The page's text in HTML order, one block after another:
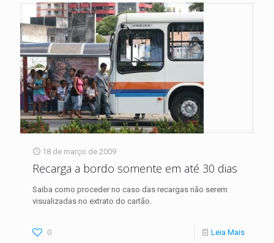
18 de março de 2009
Recarga a bordo somente em até 30 dias
Saiba como proceder no caso das recargas não serem
visualizadas no extrato do cartão.
0 Leia Mais